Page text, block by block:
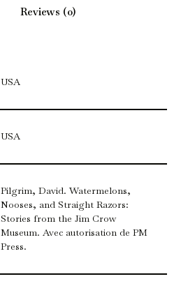
Reviews (0)
USA
USA
Pilgrim, David. Watermelons,
Nooses, and Straight Razors:
Stories from the Jim Crow
Museum. Avec autorisation de PM
Press.